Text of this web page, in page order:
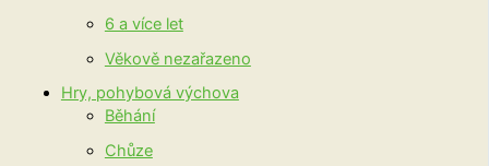
6 a více let
Věkově nezařazeno
Hry, pohybová výchova
Běhání
Chůze